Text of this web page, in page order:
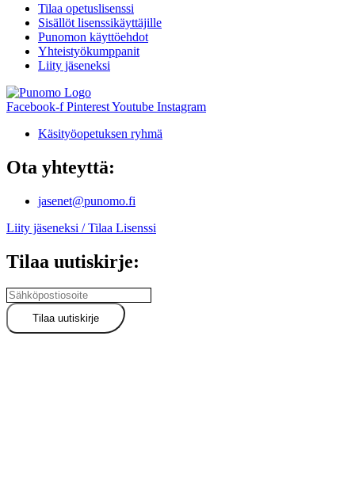
Tilaa opetuslisenssi
Sisällöt lisenssikäyttäjille
Punomon käyttöehdot
Yhteistyökumppanit
Liity jäseneksi
Facebook-f PinterestYoutube Instagram
Käsityöopetuksen ryhmä
Ota yhteyttä:
jasenet@punomo.fi
Liity jäseneksi / Tilaa Lisenssi
Tilaa uutiskirje: